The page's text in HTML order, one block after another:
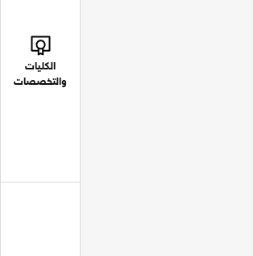
الكليات
والتخصصات